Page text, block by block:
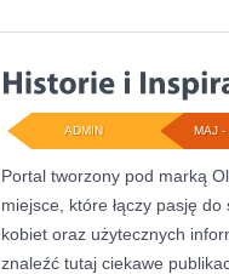
MAJ -
ADMIN
Portal tworzony pod marką
miejsce, które łączy pasję
kobiet oraz użytecznych
znaleźć tutaj ciekawe